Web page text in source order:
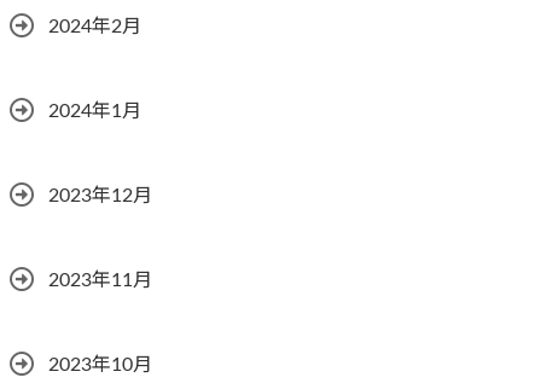
2024年2月
2024年1月
2023年12月
2023年11月
2023年10月